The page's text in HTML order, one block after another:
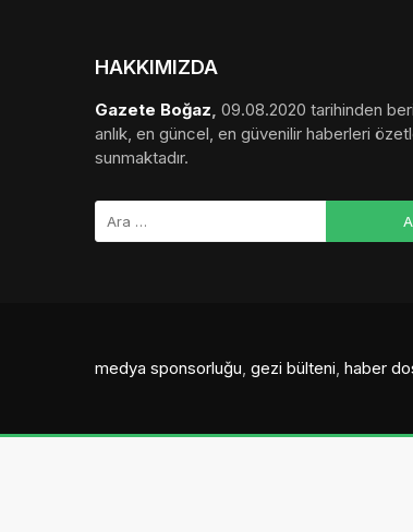
HAKKIMIZDA
Gazete Boğaz, 09.08.2020 tarihinden
anlık, en güncel, en güvenilir haberleri
sunmaktadır.
medya sponsorluğu, gezi bülteni, haber